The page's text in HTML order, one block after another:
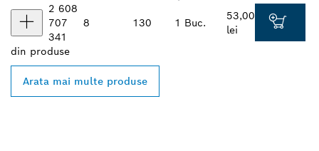
2 608
707
341
8 130 1 Buc.
53,00
lei
din produse
Arata mai multe produse